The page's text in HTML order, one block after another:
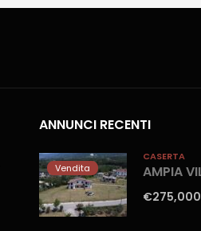
ANNUNCI RECENTI
Vendita
CASERTA
€275,000